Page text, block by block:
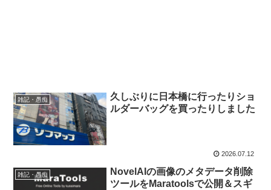
雑記・愚痴
久しぶりに日本橋に行ったりショ
ルダーバッグを買ったりしました
2026.07.12
雑記・愚痴
NovelAIの画像のメタデータ削除
ツールをMaratoolsで公開＆スギ